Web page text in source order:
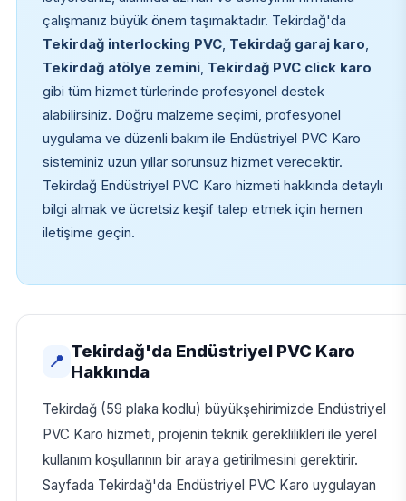
çalışmanız büyük önem taşımaktadır. Tekirdağ'da
Tekirdağ interlocking PVC, Tekirdağ garaj karo
Tekirdağ atölye zemini, Tekirdağ PVC click karo
gibi tüm hizmet türlerinde profesyonel destek
alabilirsiniz. Doğru malzeme seçimi, profesyonel
uygulama ve düzenli bakım ile Endüstriyel PVC Karo
sisteminiz uzun yıllar sorunsuz hizmet verecektir.
Tekirdağ Endüstriyel PVC Karo hizmeti hakkında detaylı
bilgi almak ve ücretsiz keşif talep etmek için hemen
iletişime geçin.
📍
Tekirdağ'da Endüstriyel PVC Karo
Hakkında
Tekirdağ (59 plaka kodlu) büyükşehirimizde Endüstriyel
PVC Karo hizmeti, projenin teknik gereklilikleri ile yerel
kullanım koşullarının bir araya getirilmesini gerektirir.
Sayfada Tekirdağ'da Endüstriyel PVC Karo uygulayan